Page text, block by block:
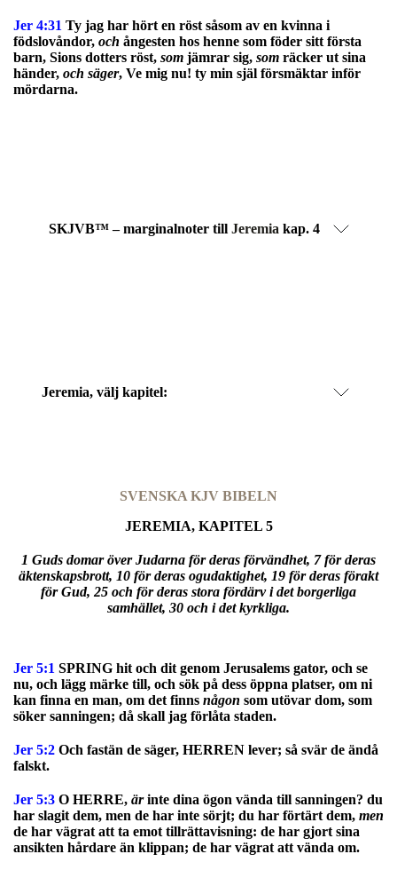
Jer 4:31 Ty jag har hört en röst såsom av en kvinna i
födslovåndor, och ångesten hos henne som föder sitt första
barn, Sions dotters röst, som jämrar sig, som räcker ut sina
händer, och säger, Ve mig nu! ty min själ försmäktar inför
mördarna.
SKJVB™ – marginalnoter till Jeremia kap. 4
Jeremia, välj kapitel:
SVENSKA KJV BIBELN
JEREMIA, KAPITEL 5
1 Guds domar över Judarna för deras förvändhet, 7 för deras
äktenskapsbrott, 10 för deras ogudaktighet, 19 för deras förakt
för Gud, 25 och för deras stora fördärv i det borgerliga
samhället, 30 och i det kyrkliga.
Jer 5:1 SPRING hit och dit genom Jerusalems gator, och se
nu, och lägg märke till, och sök på dess öppna platser, om ni
kan finna en man, om det finns någon som utövar dom, som
söker sanningen; då skall jag förlåta staden.
Jer 5:2 Och fastän de säger, HERREN lever; så svär de ändå
falskt.
Jer 5:3 O HERRE, ärinte dina ögon vända till sanningen? du
har slagit dem, men de har inte sörjt; du har förtärt dem, men
de har vägrat att ta emot tillrättavisning: de har gjort sina
ansikten hårdare än klippan; de har vägrat att vända om.